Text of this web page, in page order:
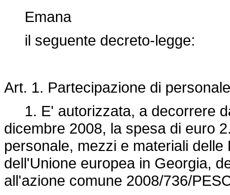
Emana
il seguente decreto-legge:
Art. 1. Partecipazione di
1. E' autorizzata, a decorrere
dicembre 2008, la spesa di euro
personale, mezzi e materiali
dell'Unione europea in Georgia,
all'azione comune 2008/736/